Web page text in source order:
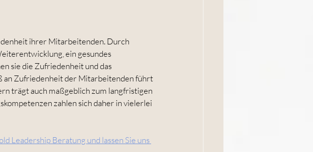
ihrer Mitarbeitenden. Durch
ein gesundes
sie die Zufriedenheit und das
an Zufriedenheit der Mitarbeitenden führt
trägt auch maßgeblich zum langfristigen
zahlen sich daher in vielerlei
Leadership Beratung und lassen Sie uns